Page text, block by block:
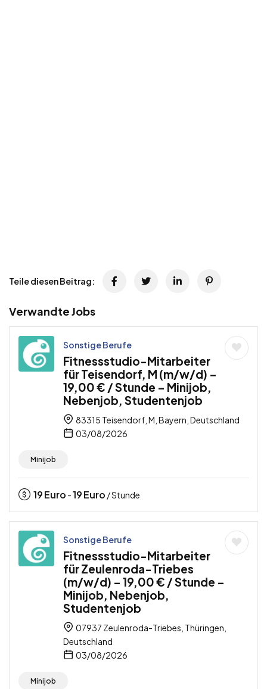
Teile diesen Beitrag:
Verwandte Jobs
Sonstige Berufe
Fitnessstudio-Mitarbeiter
für Teisendorf, M (m/w/d) –
19,00 € / Stunde – Minijob,
Nebenjob, Studentenjob
83315 Teisendorf, M, Bayern, Deutschland
03/08/2026
Minijob
19Euro -19Euro / Stunde
Sonstige Berufe
Fitnessstudio-Mitarbeiter
für Zeulenroda-Triebes
(m/w/d) – 19,00 € / Stunde –
Minijob, Nebenjob,
Studentenjob
07937 Zeulenroda-Triebes, Thüringen,
Deutschland
03/08/2026
Minijob